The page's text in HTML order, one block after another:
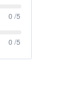
0 /5
0 /5